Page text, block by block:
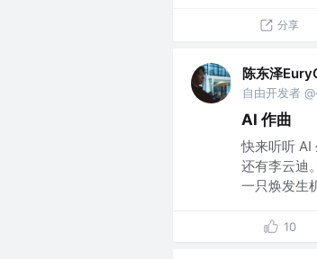
分享
陈东泽
自由开发者
AI 作曲
快来听听 AI
还有李云迪
一只焕发生
10